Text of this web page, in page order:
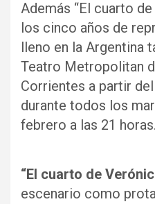
Además “El cuarto
los cinco años de
lleno en la Argentina
Teatro Metropolitan
Corrientes a partir
durante todos los
febrero a las 21 horas.
“El cuarto de
escenario como